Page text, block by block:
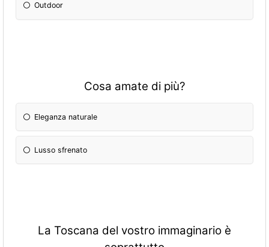
Outdoor
Cosa amate di più?
Eleganza naturale
Lusso sfrenato
La Toscana del vostro immaginario è